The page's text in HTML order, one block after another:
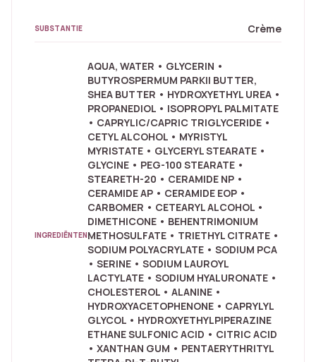
SUBSTANTIE Crème
INGREDIËNTEN
AQUA, WATER • GLYCERIN •
BUTYROSPERMUM PARKII BUTTER,
SHEA BUTTER • HYDROXYETHYL UREA •
PROPANEDIOL • ISOPROPYL PALMITATE
• CAPRYLIC/CAPRIC TRIGLYCERIDE •
CETYL ALCOHOL • MYRISTYL
MYRISTATE • GLYCERYL STEARATE •
GLYCINE • PEG-100 STEARATE •
STEARETH-20 • CERAMIDE NP •
CERAMIDE AP • CERAMIDE EOP •
CARBOMER • CETEARYL ALCOHOL •
DIMETHICONE • BEHENTRIMONIUM
METHOSULFATE • TRIETHYL CITRATE •
SODIUM POLYACRYLATE • SODIUM PCA
• SERINE • SODIUM LAUROYL
LACTYLATE • SODIUM HYALURONATE •
CHOLESTEROL • ALANINE •
HYDROXYACETOPHENONE • CAPRYLYL
GLYCOL • HYDROXYETHYLPIPERAZINE
ETHANE SULFONIC ACID • CITRIC ACID
• XANTHAN GUM • PENTAERYTHRITYL